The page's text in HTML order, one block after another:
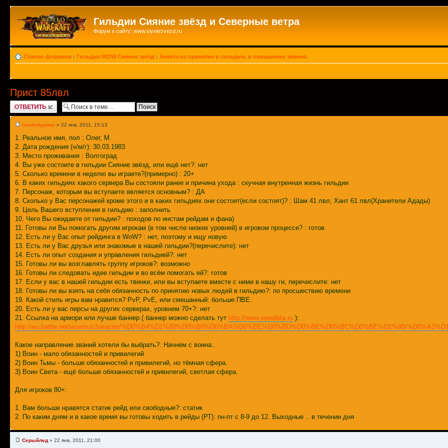
Гильдии Сияние звёзд и Северные ветра
Форум к сайту: www.siyniezvezd.ru
Список форумов ‹ Гильдия WOW Сияние звёзд ‹ Анкета на принятие в гильдию, и повышение звания.
Прист 85лвл
Ответить
ovsmolyanov » 22 янв, 2011, 15:13
1. Реальное имя, пол : Олег, М.
2. Дата рождения (ч/м/г): 30.03.1983
3. Место проживания : Волгоград
4. Вы уже состоите в гильдии Сияние звёзд, или ещё нет?: нет
5. Сколько времени в неделю вы играете?(примерно) : 20+
6. В каких гильдиях какого сервера Вы состояли ранее и причина ухода : скучная внутренная жизнь гильдии
7. Персонаж, которым вы вступаете является основным? : ДА
8. Сколько у Вас персонажей кроме этого и в каких гильдиях они состоят(если состоят)? : Шам 41 лвл, Хант 61 лвл(Хранители Адады)
9. Цель Вашего вступления в гильдию : заполнить
10. Чего Вы ожидаете от гильдии? : походов по инстам рейдам и фана)
11. Готовы ли Вы помогать другим игрокам (в том числе низких уровней) в игровом процессе? : готов
12. Есть ли у Вас опыт рейдинга в WoW? : нет, поэтому и ищу новую
13. Есть ли у Вас друзья или знакомые в нашей гильдии?(перечислите): нет
14. Есть ли опыт создания и управления гильдией?: нет
15. Готовы ли вы возглавлять группу игроков?: возможно
16. Готовы ли следовать идее гильдии и во всём помогать ей?: готов
17. Если у вас в нашей гильдии есть твинки, или вы вступаете вместе с ними в нашу ги, перечислите: нет
18. Готовы ли вы взять на себя обязанность по принятию новых людей в гильдию?: по просшествию времени
19. Какой стиль игры вам нравится? PvP, PvE, или смешанный: больше ПВЕ.
20. Есть ли у вас персы на других серверах, уровнем 70+?: нет
21. Ссылка на армори или лучше баннер ( баннер можно сделать тут http://www.wowdata.ru ):
http://eu.battle.net/wow/ru/character/%D0%B4%D1%80%D0%B0%D0%BA%D0%BE%D0%BD%D0%BE%D0%BC%D0%BE%D1%80/
Какое направление званий хотели бы выбрать?: Начнем с воина..
1) Воин - мало обязанностей и привилегий
2) Воин Тьмы - больше обязанностей и привилегий, но тёмная сфера.
3) Воин Света - ещё больше обязанностей и привилегий, светлая сфера.
Для игроков 80+:
1. Вам больше нравятся статик рейд или свободные?: статик
2. По каким дням и в какое время вы готовы ходить в рейды (РТ): пн-пт с 8-9 до 12. Выходные .. в течении дня
Серыйлед » 22 янв, 2011, 21:00